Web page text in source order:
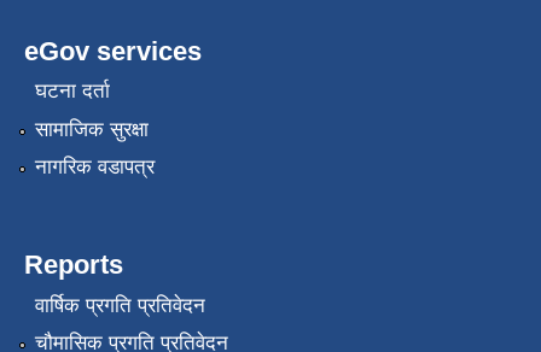
eGov services
घटना दर्ता
सामाजिक सुरक्षा
नागरिक वडापत्र
Reports
वार्षिक प्रगति प्रतिवेदन
चौमासिक प्रगति प्रतिवेदन